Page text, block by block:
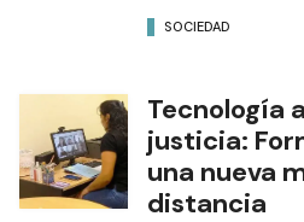
SOCIEDAD
Tecnología
justicia:
una nueva
distancia